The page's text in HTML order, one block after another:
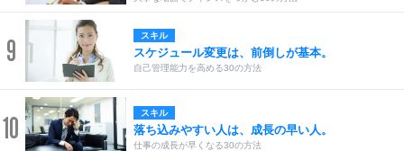
9 スキル
スケジュール変更は、前倒しが基本。
自己管理能力を高める30の方法
10 スキル
落ち込みやすい人は、成長の早い人。
仕事の成長が早くなる30の方法